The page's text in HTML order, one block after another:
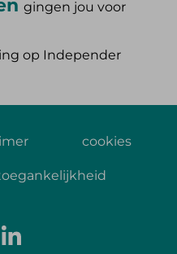
gingen jou voor
op Independer
cookies